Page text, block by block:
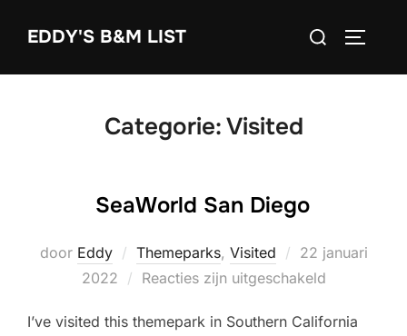
EDDY'S B&M LIST
Zoek
Categorie:Visited
SeaWorld San Diego
door Eddy Themeparks, Visited
Geplaatst
op
22 januari
2022
Reacties zijn uitgeschakeld
I’ve visited this themepark in Southern California